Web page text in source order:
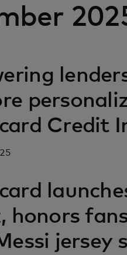
Credit
honors
jersey